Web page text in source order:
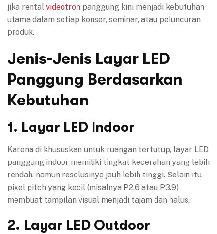
jika rental videotron panggung kini menjadi kebutuhan
utama dalam setiap konser, seminar, atau peluncuran
produk.
Jenis-Jenis Layar LED
Panggung Berdasarkan
Kebutuhan
1. Layar LED Indoor
Karena di khususkan untuk ruangan tertutup, layar LED
panggung indoor memiliki tingkat kecerahan yang lebih
rendah, namun resolusinya jauh lebih tinggi. Selain itu,
pixel pitch yang kecil (misalnya P2.6 atau P3.9)
membuat tampilan visual menjadi tajam dan halus.
2. Layar LED Outdoor